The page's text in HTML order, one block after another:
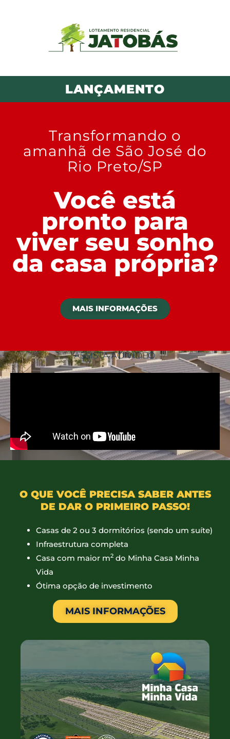
LANÇAMENTO
Transformando o
amanhã de São José do
Rio Preto/SP
Você está
pronto para
viver seu sonho
da casa própria?
MAIS INFORMAÇÕES
ASSISTA AO VÍDEO.
O QUE VOCÊ PRECISA SABER ANTES
DE DAR O PRIMEIRO PASSO!
Casas de 2 ou 3 dormitórios (sendo um suíte)
Infraestrutura completa
Casa com maior m2 do Minha Casa Minha
Vida
Ótima opção de investimento
MAIS INFORMAÇÕES